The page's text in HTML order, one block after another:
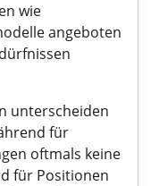
wie
angeboten
unterscheiden
für
oftmals keine
für Positionen